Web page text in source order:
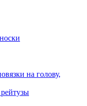
на голову,